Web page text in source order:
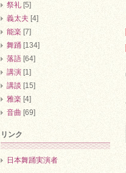
祭礼 [5]
義太夫 [4]
能楽 [7]
舞踊 [134]
落語 [64]
講演 [1]
講談 [15]
雅楽 [4]
音曲 [69]
リンク
日本舞踊実演者